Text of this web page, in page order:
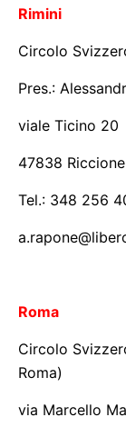
Rimini
Circolo
Pres.:
viale Ticino 20
47838
Tel.: 348 256
Roma
Circolo
Roma)
via Marcello